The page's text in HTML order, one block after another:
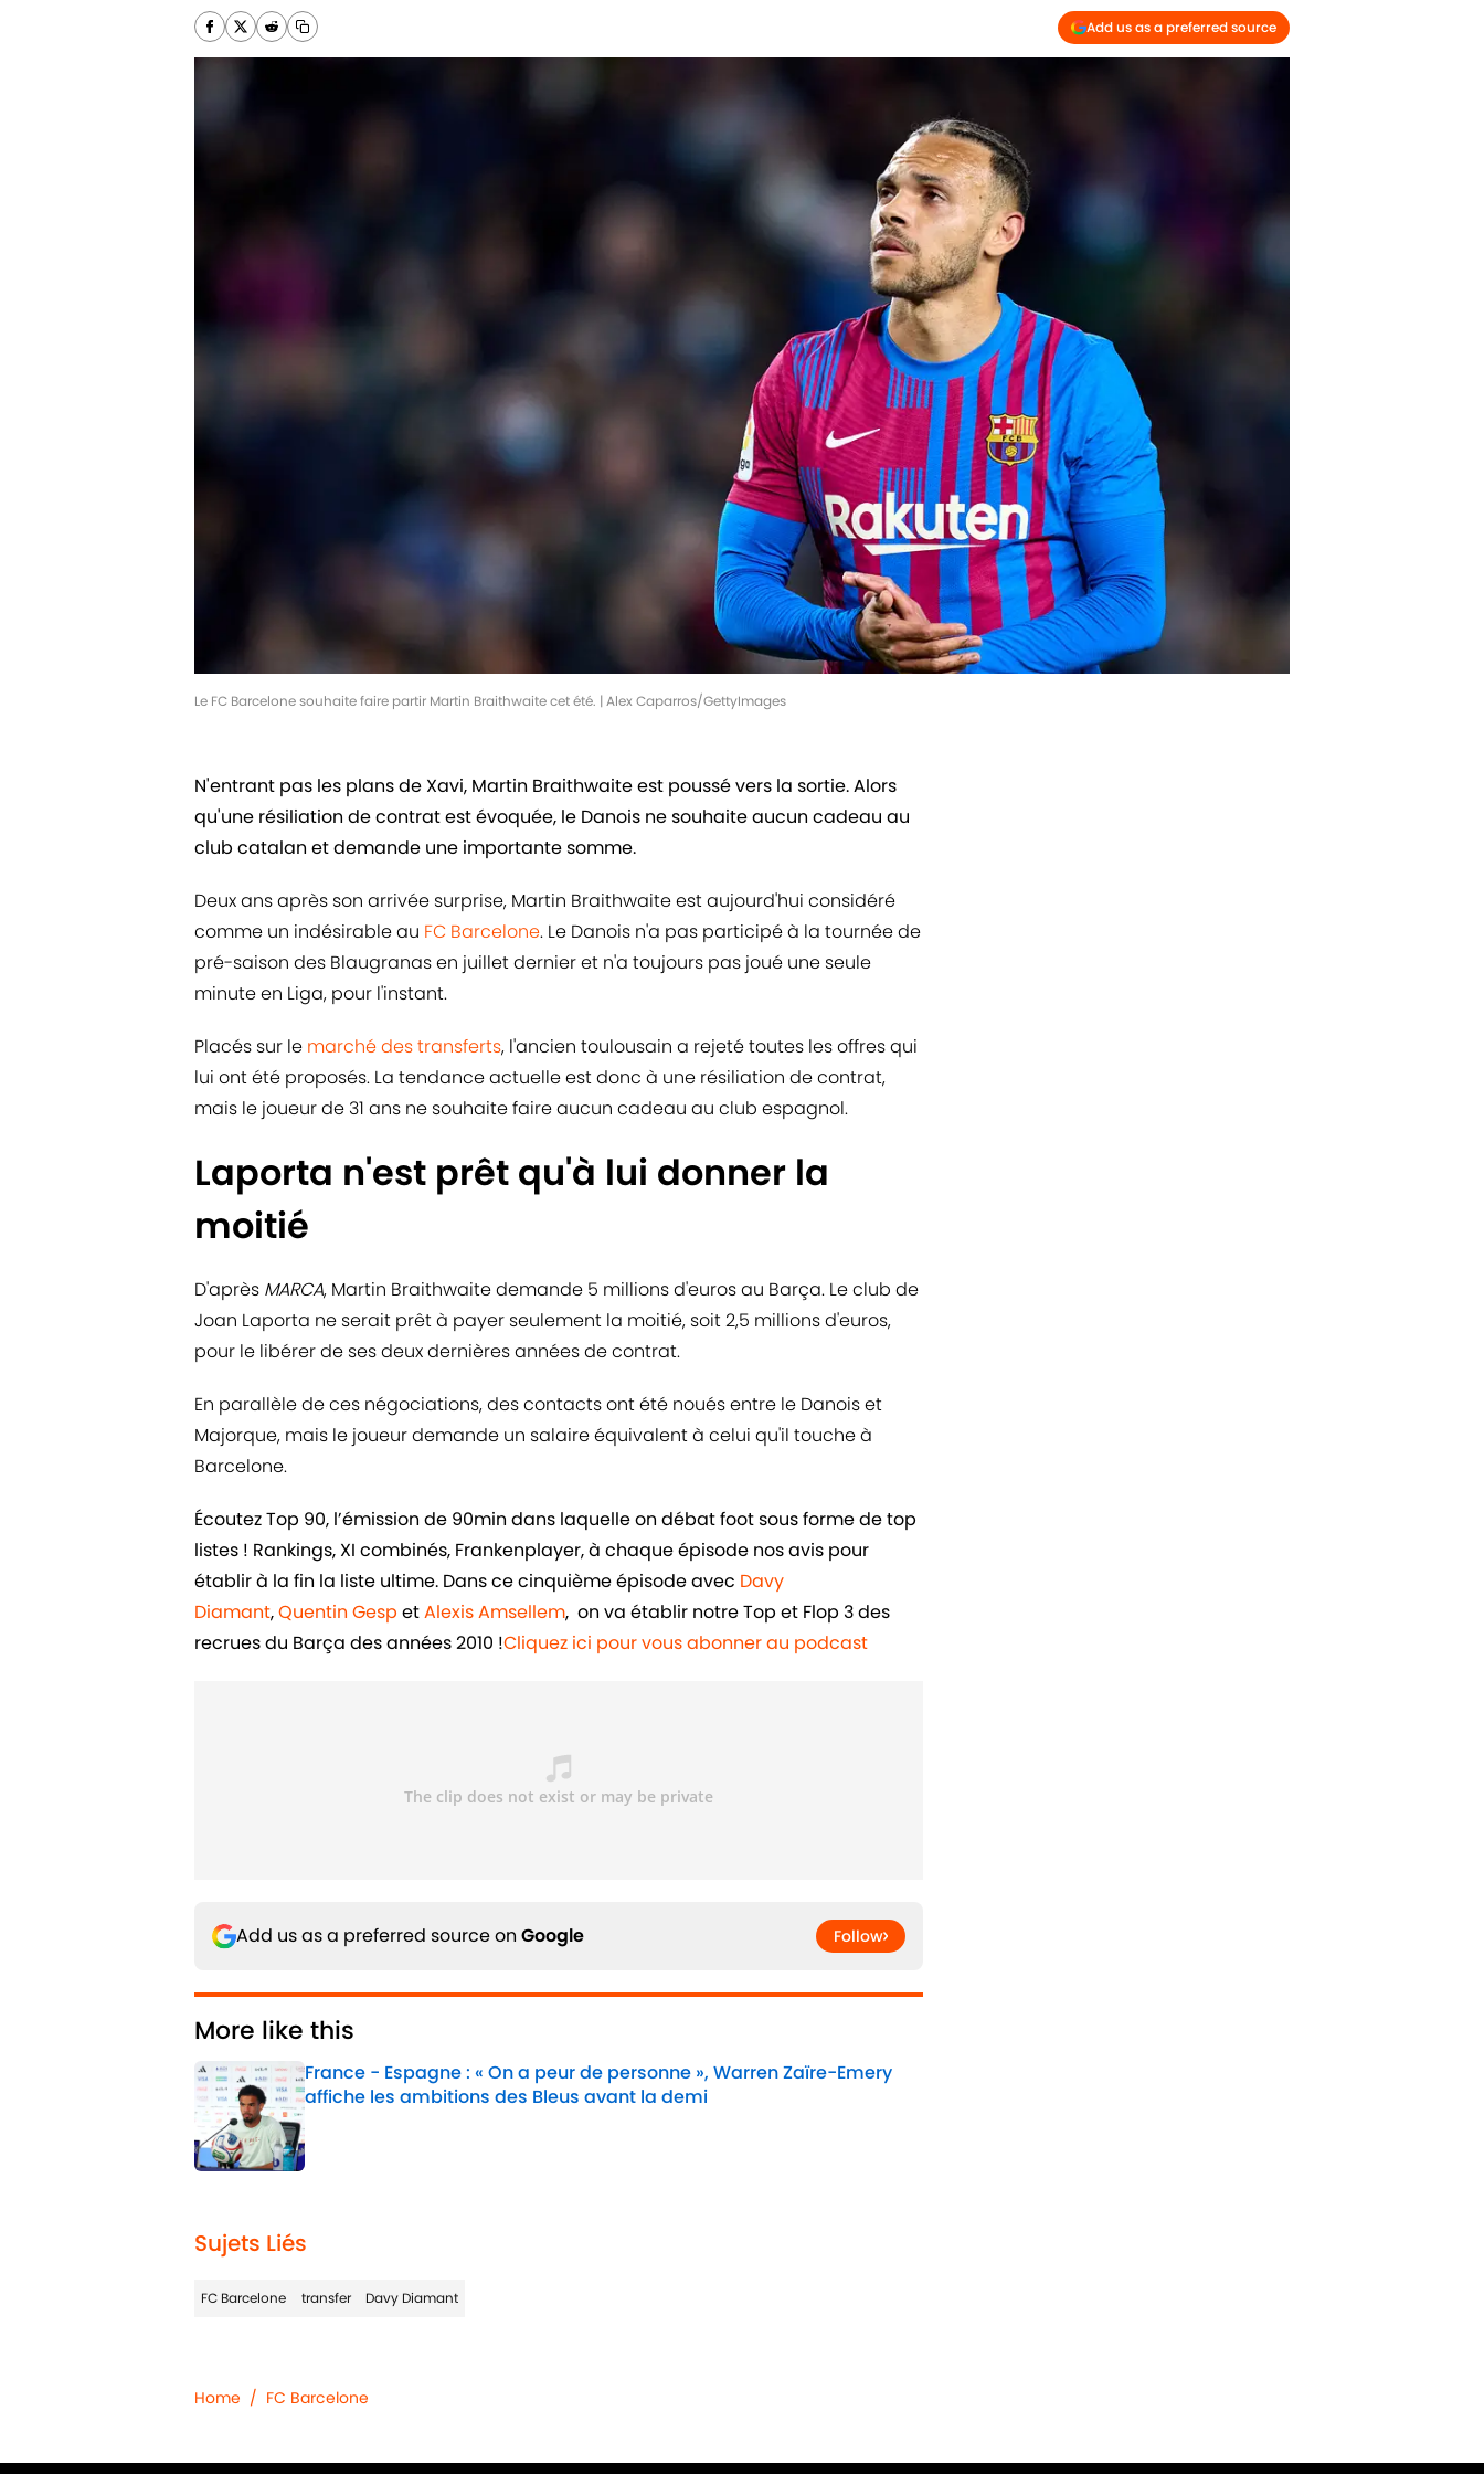
Add us as a preferred source
Le FC Barcelone souhaite faire partir Martin Braithwaite cet été. | Alex Caparros/GettyImages
N'entrant pas les plans de Xavi, Martin Braithwaite est poussé vers la sortie. Alors
qu'une résiliation de contrat est évoquée, le Danois ne souhaite aucun cadeau au
club catalan et demande une importante somme.
Deux ans après son arrivée surprise, Martin Braithwaite est aujourd'hui considéré
comme un indésirable au FC Barcelone. Le Danois n'a pas participé à la tournée de
pré-saison des Blaugranas en juillet dernier et n'a toujours pas joué une seule
minute en Liga, pour l'instant.
Placés sur le marché des transferts, l'ancien toulousain a rejeté toutes les offres qui
lui ont été proposés. La tendance actuelle est donc à une résiliation de contrat,
mais le joueur de 31 ans ne souhaite faire aucun cadeau au club espagnol.
Laporta n'est prêt qu'à lui donner la
moitié
D'après MARCA, Martin Braithwaite demande 5 millions d'euros au Barça. Le club de
Joan Laporta ne serait prêt à payer seulement la moitié, soit 2,5 millions d'euros,
pour le libérer de ses deux dernières années de contrat.
En parallèle de ces négociations, des contacts ont été noués entre le Danois et
Majorque, mais le joueur demande un salaire équivalent à celui qu'il touche à
Barcelone.
Écoutez Top 90, l’émission de 90min dans laquelle on débat foot sous forme de top
listes ! Rankings, XI combinés, Frankenplayer, à chaque épisode nos avis pour
établir à la fin la liste ultime. Dans ce cinquième épisode avec Davy
Diamant,Quentin Gesp etAlexis Amsellem, on va établir notre Top et Flop 3 des
recrues du Barça des années 2010 !Cliquez ici pour vous abonner au podcast
Add us as a preferred source on Google Follow
More like this
France - Espagne : « On a peur de personne », Warren Zaïre-Emery
affiche les ambitions des Bleus avant la demi
Sujets Liés
FC Barcelone transfer Davy Diamant
Home / FC Barcelone